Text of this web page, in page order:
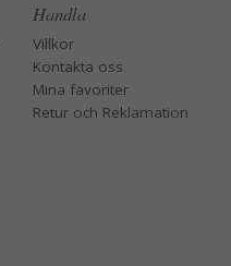
Handla
Villkor
Kontakta oss
Mina favoriter
Retur och Reklamation